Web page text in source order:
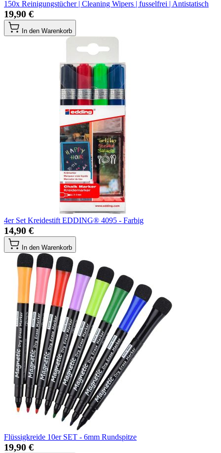
150x Reinigungstücher | Cleaning Wipers | fusselfrei | Antistatisch
19,90 €
In den Warenkorb
4er Set Kreidestift EDDING® 4095 - Farbig
14,90 €
In den Warenkorb
Flüssigkreide 10er SET - 6mm Rundspitze
19,90 €